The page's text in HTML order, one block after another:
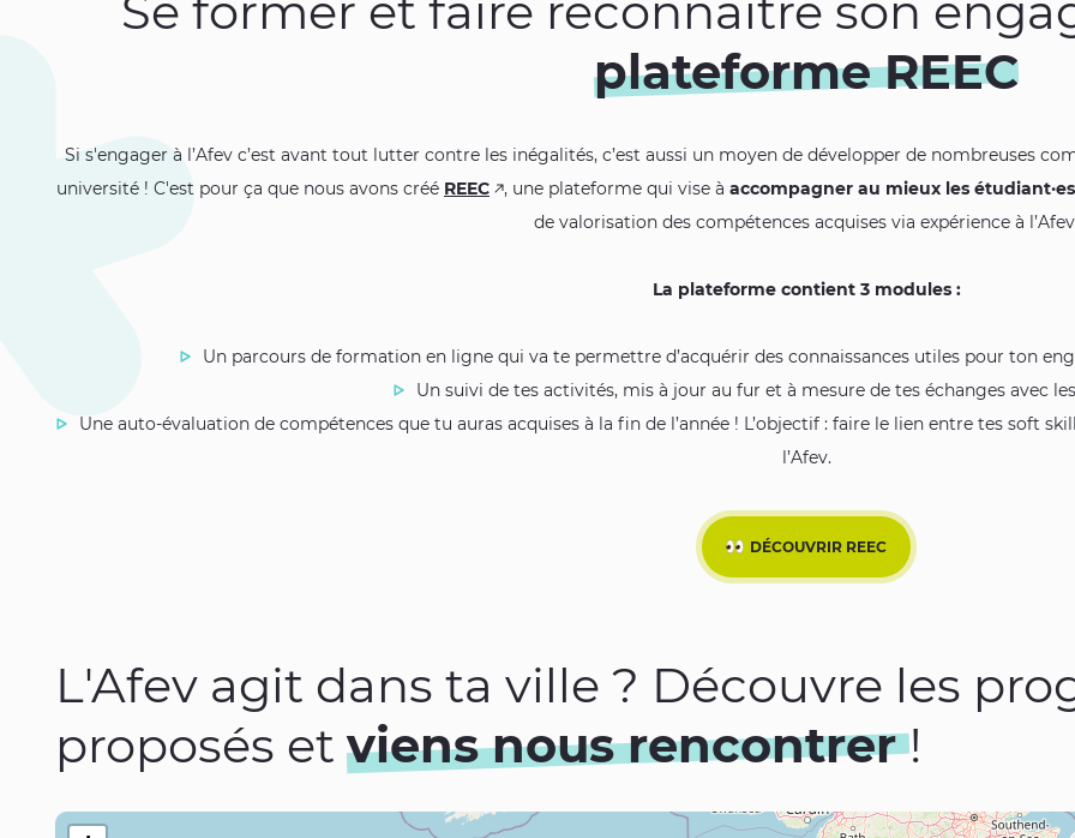
Se former et faire reconnaître son
plateforme REEC
Si s'engager à l’Afev c’est avant tout lutter contre les inégalités, c’est aussi un moyen de développer de nombreuses
université ! C'est pour ça que nous avons créé REEC , une plateforme qui vise à accompagner au mieux les étudiant·es
de valorisation des compétences acquises via expérience à
La plateforme contient 3 modules :
Un parcours de formation en ligne qui va te permettre d’acquérir des connaissances utiles pour ton
Un suivi de tes activités, mis à jour au fur et à mesure de tes échanges avec
Une auto-évaluation de compétences que tu auras acquises à la fin de l’année ! L’objectif : faire le lien entre tes soft
l’Afev.
DÉCOUVRIR REEC
L'Afev agit dans ta ville ? Découvre les
proposés etviens nous rencontrer!